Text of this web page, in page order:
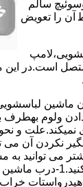
ﺳﺎﻟﻢ
آن را ﺗﻌﻮﯾﺾ
اﺳﺖ.در اﯾﻦ
ماشین
وﻟﻮم بهطرف
نمیکند.ﻋﻠﺖ و
نکردن آن می
می توانید به